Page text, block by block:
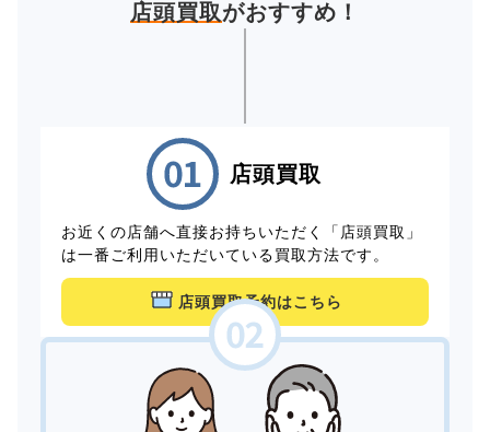
店頭買取がおすすめ！
店頭買取
お近くの店舗へ直接お持ちいただく「店頭買取」
は一番ご利用いただいている買取方法です。
店頭買取予約はこちら